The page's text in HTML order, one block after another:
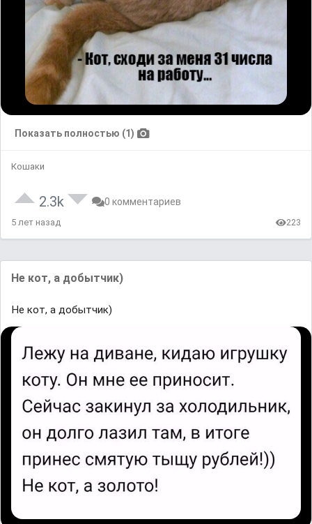
Показать полностью (1)
Кошаки
2.3k 0 комментариев
5 лет назад 223
Не кот, а добытчик)
Не кот, а добытчик)